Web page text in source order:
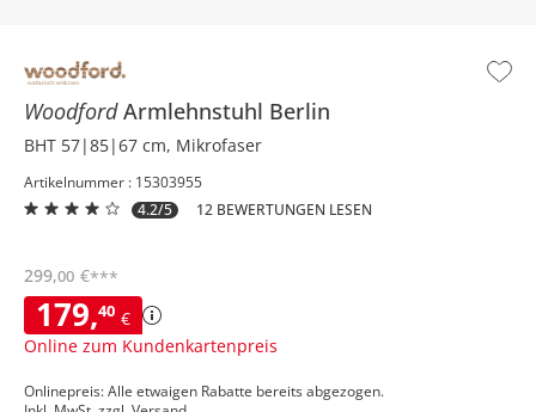
WoodfordArmlehnstuhl Berlin
BHT 57|85|67 cm, Mikrofaser
Artikelnummer : 15303955
4.2/5
12 BEWERTUNGEN LESEN
179,40 €
Online zum Kundenkartenpreis
299,00 €***
Onlinepreis: Alle etwaigen Rabatte bereits abgezogen.